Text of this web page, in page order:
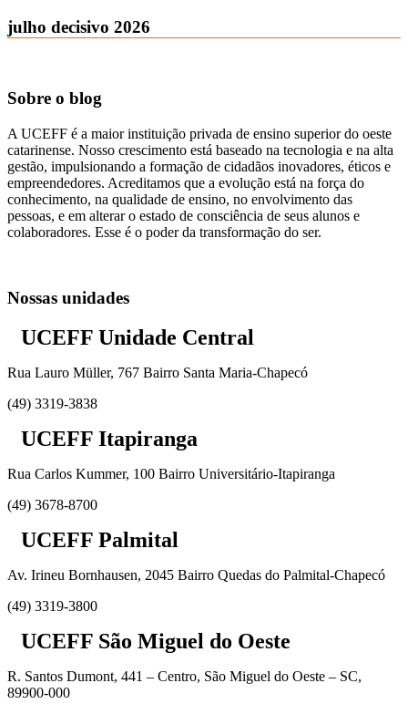
julho decisivo 2026
Sobre o blog
A UCEFF é a maior instituição privada de ensino superior do oeste
catarinense. Nosso crescimento está baseado na tecnologia e na alta
gestão, impulsionando a formação de cidadãos inovadores, éticos e
empreendedores. Acreditamos que a evolução está na força do
conhecimento, na qualidade de ensino, no envolvimento das
pessoas, e em alterar o estado de consciência de seus alunos e
colaboradores. Esse é o poder da transformação do ser.
Nossas unidades
UCEFF Unidade Central
Rua Lauro Müller, 767 Bairro Santa Maria-Chapecó
(49) 3319-3838
UCEFF Itapiranga
Rua Carlos Kummer, 100 Bairro Universitário-Itapiranga
(49) 3678-8700
UCEFF Palmital
Av. Irineu Bornhausen, 2045 Bairro Quedas do Palmital-Chapecó
(49) 3319-3800
UCEFF São Miguel do Oeste
R. Santos Dumont, 441 – Centro, São Miguel do Oeste – SC,
89900-000